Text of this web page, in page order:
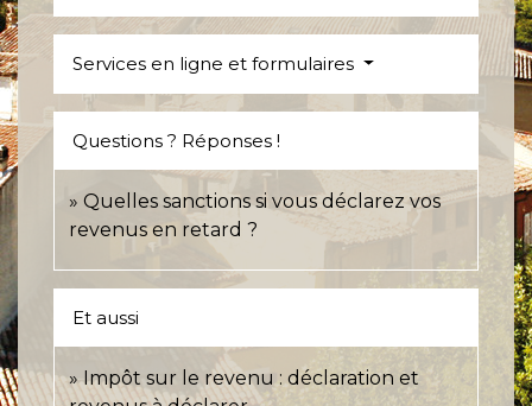
Services en ligne et formulaires
Questions ? Réponses !
Quelles sanctions si vous déclarez vos
revenus en retard ?
Et aussi
Impôt sur le revenu : déclaration et